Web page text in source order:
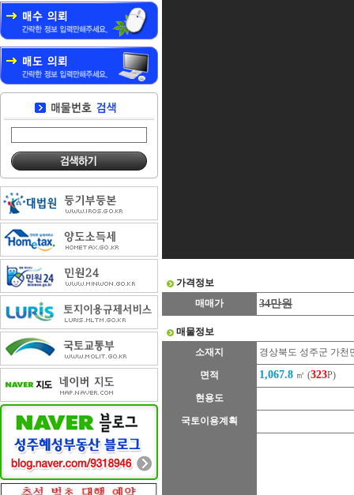
가격정보
매매가
34만원
매물정보
소재지
경상북도 성주군 가천
면적 1,067.8 ㎡ (323P)
현용도
국토이용계획